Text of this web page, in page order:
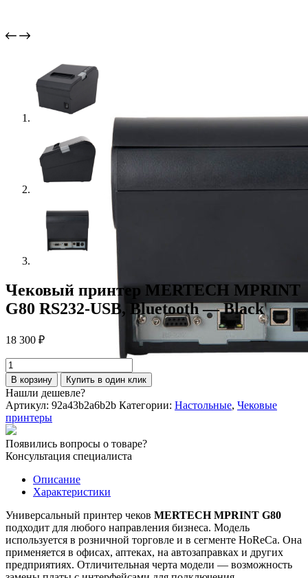
Чековый принтер MERTECH MPRINT
G80 RS232-USB, Bluetooth — Black
18 300 ₽
Количество
товара
Чековый
принтер
MERTECH
MPRINT
G80
RS232-
USB,
Bluetooth
В корзину Купить в один клик
Нашли дешевле?
Артикул: 92a43b2a6b2b Категории: Настольные, Чековые
принтеры
Появились вопросы о товаре?
Консультация специалиста
Описание
Характеристики
Универсальный принтер чеков MERTECH MPRINT G80
подходит для любого направления бизнеса. Модель
используется в розничной торговле и в сегменте HoReCa. Она
применяется в офисах, аптеках, на автозаправках и других
предприятиях. Отличительная черта модели — возможность